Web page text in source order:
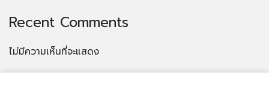
Recent Comments
ไม่มีความเห็นที่จะแสดง